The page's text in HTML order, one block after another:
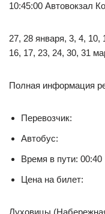
10:45:00 Автовокзал
27, 28 января, 3, 4, 10,
16, 17, 23, 24, 30, 31
Полная информация
Перевозчик:
Автобус:
Время в пути: 00:40
Цена на билет:
Луховицы